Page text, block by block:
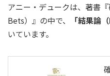
アニー・デュークは、著書
Bets）』の中で、
「結果論
いています。